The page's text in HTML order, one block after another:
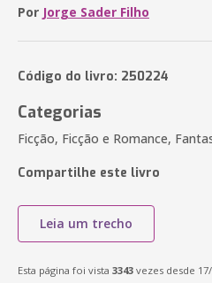
Por Jorge Sader Filho
Código do livro: 250224
Categorias
Ficção, Ficção e Romance,
Compartilhe este livro
Leia um trecho
Esta página foi vista 3343 vezes desde